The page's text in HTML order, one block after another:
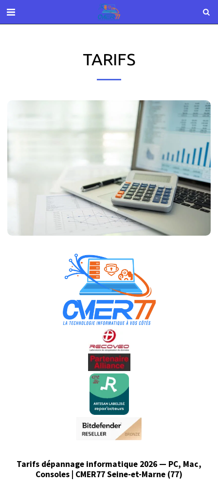
TARIFS
Tarifs dépannage informatique 2026 — PC, Mac,
Consoles | CMER77 Seine-et-Marne (77)